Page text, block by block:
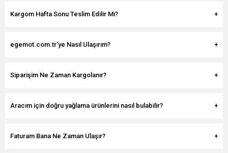
Kargom Hafta Sonu Teslim Edilir Mi?
egemot.com.tr'ye Nasıl Ulaşırım?
Siparişim Ne Zaman Kargolanır?
Aracım için doğru yağlama ürünlerini nasıl bulabilir?
Faturam Bana Ne Zaman Ulaşır?